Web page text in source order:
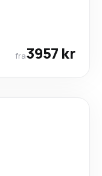
fra3957 kr